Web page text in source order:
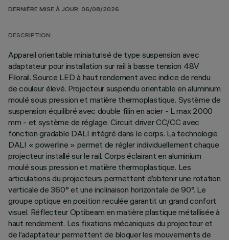
DERNIÈRE MISE À JOUR: 06/08/2026
DESCRIPTION
Appareil orientable miniaturisé de type suspension avec
adaptateur pour installation sur rail à basse tension 48V
Filorail. Source LED à haut rendement avec indice de rendu
de couleur élevé. Projecteur suspendu orientable en aluminium
moulé sous pression et matière thermoplastique. Système de
suspension équilibré avec double filin en acier - L max 2000
mm - et système de réglage. Circuit driver CC/CC avec
fonction gradable DALI intégré dans le corps. La technologie
DALI « powerline » permet de régler individuellement chaque
projecteur installé sur le rail. Corps éclairant en aluminium
moulé sous pression et matière thermoplastique. Les
articulations du projecteurs permettent d’obtenir une rotation
verticale de 360° et une inclinaison horizontale de 90°. Le
groupe optique en position reculée garantit un grand confort
visuel. Réflecteur Optibeam en matière plastique métallisée à
haut rendement. Les fixations mécaniques du projecteur et
de l’adaptateur permettent de bloquer les mouvements de